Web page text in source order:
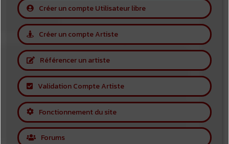
Créer un compte Utilisateur libre
Créer un compte Artiste
Référencer un artiste
Validation Compte Artiste
Fonctionnement du site
Forums